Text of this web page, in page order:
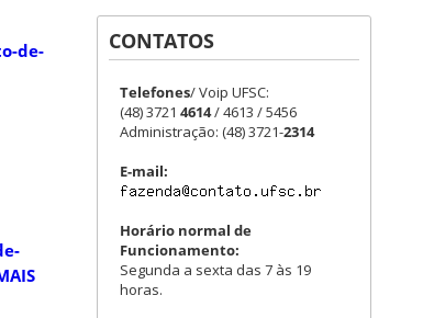
de-
CONTATOS
Telefones/ Voip UFSC:
(48) 3721 4614/ 4613 / 5456
Administração: (48) 3721-2314
E-mail:
Horário normal de
Funcionamento:
Segunda a sexta das 7 às 19
horas.